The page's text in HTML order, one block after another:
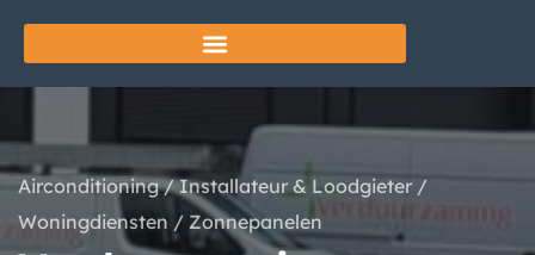
Airconditioning/Installateur & Loodgieter/
Woningdiensten / Zonnepanelen